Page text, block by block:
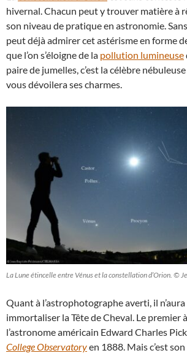
hivernal. Chacun peut y trouver matière à
son niveau de pratique en astronomie.
peut déjà admirer cet astérisme en forme
que l’on s’éloigne de la pollution lumineuse
paire de jumelles, c’est la célèbre nébuleuse
vous dévoilera ses charmes.
La Lune étincelle entre Vénus et la constellation d’Orion. ©
Quant à l’astrophotographe averti, il n’aura
immortaliser la Tête de Cheval. Le premier
l’astronome américain Edward Charles
College Observatoryen 1888. Mais c’est